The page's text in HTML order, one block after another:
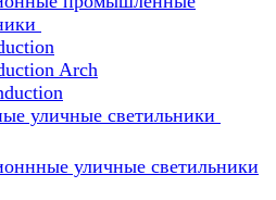
Arch
уличные светильники
уличные светильники